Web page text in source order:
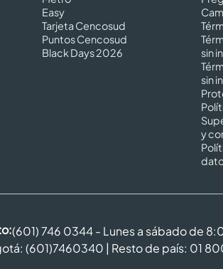
Easy
Tarjeta Cencosud
Puntos Cencosud
Black Days 2026
sin
sin
y
(601) 746 0344 - Lunes a sábado de
(601)7460340 | Resto de país: 01